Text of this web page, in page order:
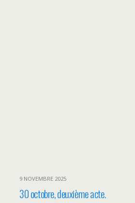
9 NOVEMBRE 2025
30 octobre, deuxième acte.